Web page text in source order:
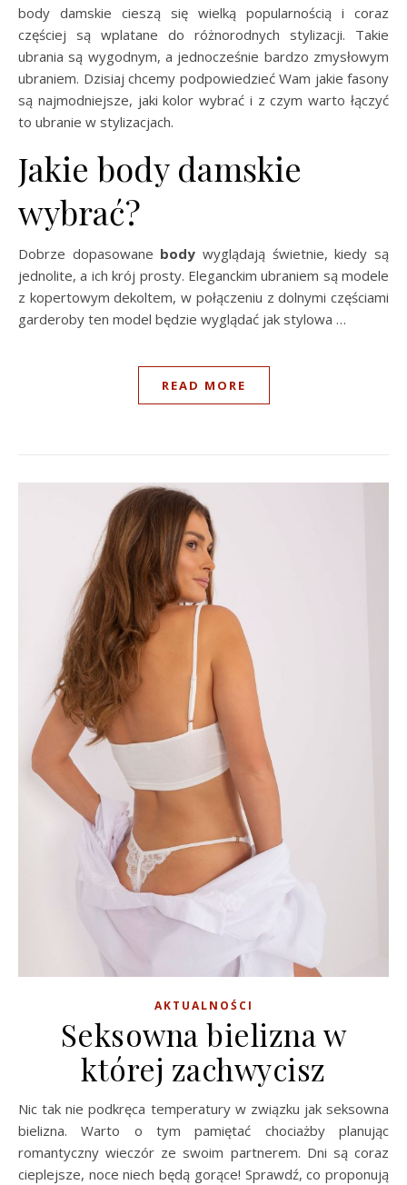
body damskie cieszą się wielką popularnością i coraz
częściej są wplatane do różnorodnych stylizacji. Takie
ubrania są wygodnym, a jednocześnie bardzo zmysłowym
ubraniem. Dzisiaj chcemy podpowiedzieć Wam jakie fasony
są najmodniejsze, jaki kolor wybrać i z czym warto łączyć
to ubranie w stylizacjach.
Jakie body damskie
wybrać?
Dobrze dopasowane body wyglądają świetnie, kiedy są
jednolite, a ich krój prosty. Eleganckim ubraniem są modele
z kopertowym dekoltem, w połączeniu z dolnymi częściami
garderoby ten model będzie wyglądać jak stylowa …
READ MORE
AKTUALNOŚCI
Seksowna bielizna w
której zachwycisz
Nic tak nie podkręca temperatury w związku jak seksowna
bielizna. Warto o tym pamiętać chociażby planując
romantyczny wieczór ze swoim partnerem. Dni są coraz
cieplejsze, noce niech będą gorące! Sprawdź, co proponują